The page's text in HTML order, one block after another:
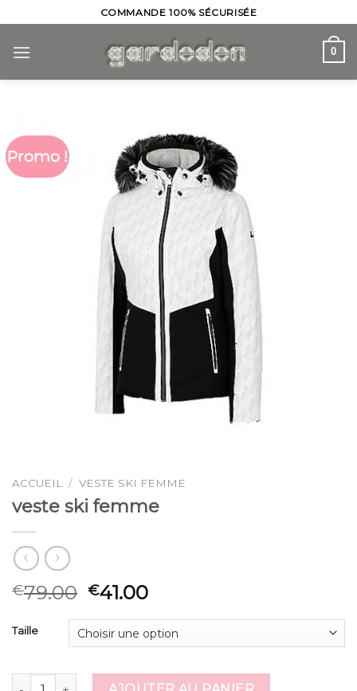
to
content
COMMANDE 100% SÉCURISÉE
0
Promo !
ACCUEIL / VESTE SKI FEMME
veste ski femme
€79.00 €41.00
Taille
quantité de veste ski femme